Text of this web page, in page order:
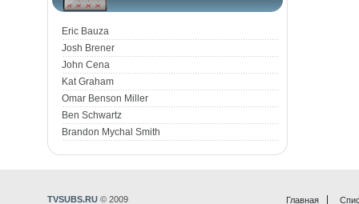
Eric Bauza
Josh Brener
John Cena
Kat Graham
Omar Benson Miller
Ben Schwartz
Brandon Mychal Smith
Главная
TVSUBS.RU © 2009